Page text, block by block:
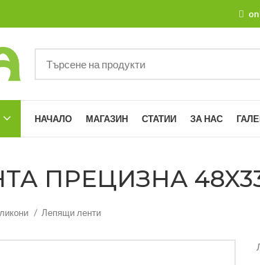
НАЧАЛО МАГАЗИН СТАТИИ ЗА НАС
ПРЕЦИЗНА 48X33
Лепящи ленти